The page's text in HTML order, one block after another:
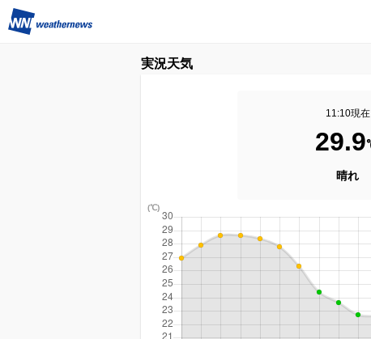
実況天気
11:10現在
29.9
晴れ
(℃)